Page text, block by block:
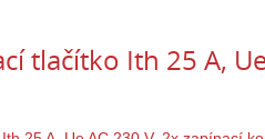
tlačítko Ith 25 A,